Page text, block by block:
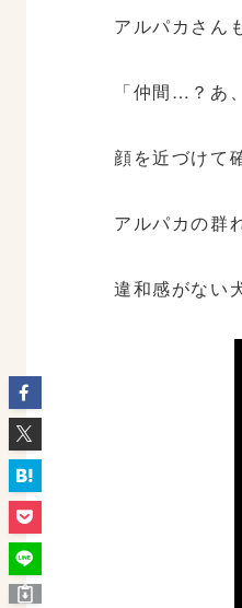
アルパカさん
「仲間…？あ
顔を近づけて
アルパカの群
違和感がない